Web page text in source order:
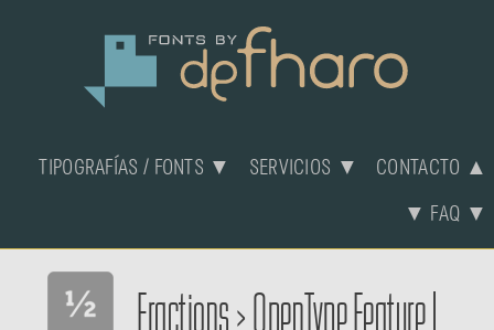
TIPOGRAFÍAS / FONTS ▼ SERVICIOS ▼ CONTACTO ▲
▼ FAQ ▼
Fractions>OpenType Feature